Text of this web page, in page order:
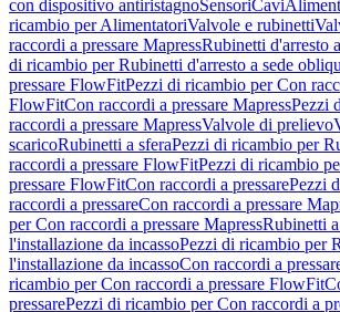
con dispositivo antiristagnoSensoriCavi
ricambio per AlimentatoriValvole e rubinetti
raccordi a pressare MapressRubinetti d'arresto
di ricambio per Rubinetti d'arresto a sede
pressare FlowFitPezzi di ricambio per Con
FlowFitCon raccordi a pressare MapressPezzi
raccordi a pressare MapressValvole di prelievo
scaricoRubinetti a sferaPezzi di ricambio per
raccordi a pressare FlowFitPezzi di ricambio
pressare FlowFitCon raccordi a pressarePezzi
raccordi a pressareCon raccordi a pressare
per Con raccordi a pressare MapressRubinetti
l'installazione da incassoPezzi di ricambio per
l'installazione da incassoCon raccordi a
ricambio per Con raccordi a pressare FlowFit
pressarePezzi di ricambio per Con raccordi a